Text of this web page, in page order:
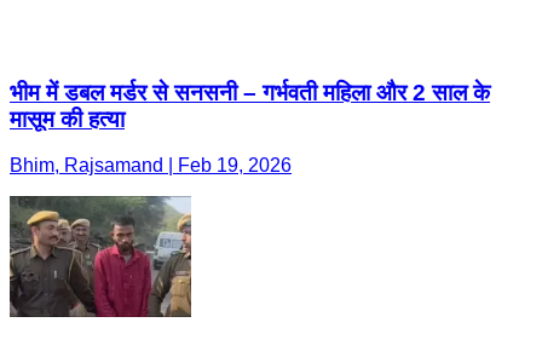
भीम में डबल मर्डर से सनसनी – गर्भवती महिला और 2 साल के
मासूम की हत्या
Bhim, Rajsamand | Feb 19, 2026